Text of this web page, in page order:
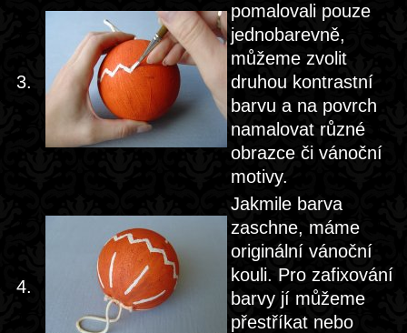
3.
pomalovali pouze
jednobarevně,
můžeme zvolit
druhou kontrastní
barvu a na povrch
namalovat různé
obrazce či vánoční
motivy.
4.
Jakmile barva
zaschne, máme
originální vánoční
kouli. Pro zafixování
barvy jí můžeme
přestříkat nebo